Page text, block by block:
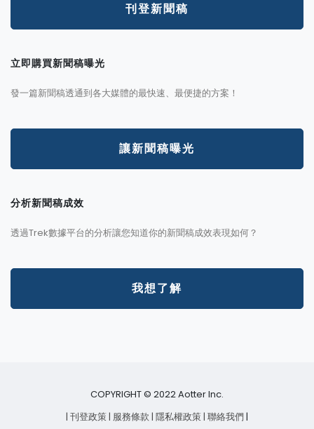
刊登新聞稿
立即購買新聞稿曝光
發一篇新聞稿透通到各大媒體的最快速、最便捷的方案！
讓新聞稿曝光
分析新聞稿成效
透過Trek數據平台的分析讓您知道你的新聞稿成效表現如何？
我想了解
COPYRIGHT © 2022 Aotter Inc.
| 刊登政策| 服務條款| 隱私權政策| 聯絡我們 |